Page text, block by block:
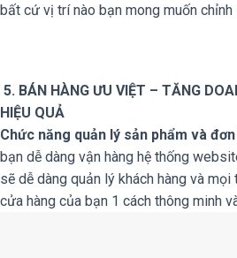
bất cứ vị trí nào bạn mong muốn
5. BÁN HÀNG ƯU VIỆT – TĂNG
HIỆU QUẢ
Chức năng quản lý sản phẩm và
bạn dễ dàng vận hàng hệ thống
sẽ dễ dàng quản lý khách hàng và
cửa hàng của bạn 1 cách thông minh